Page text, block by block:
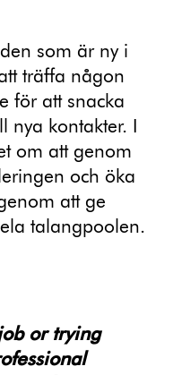
som är ny i
träffa någon
för att snacka
kontakter. I
om att genom
och öka
att ge
talangpoolen.
or trying